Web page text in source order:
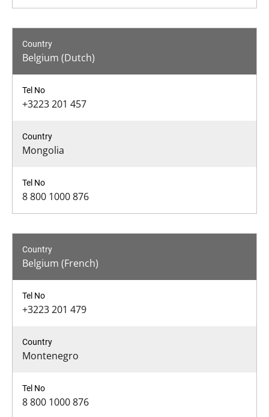
Belgium (Dutch)
+3223 201 457
Mongolia
8 800 1000 876
Belgium (French)
+3223 201 479
Montenegro
8 800 1000 876